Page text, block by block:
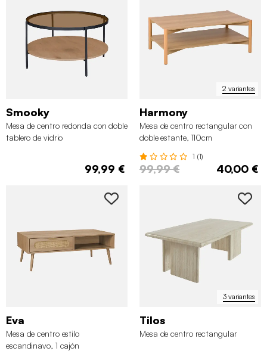
Smooky
Mesa de centro redonda con doble
tablero de vidrio
99,99 €
2 variantes
Harmony
Mesa de centro rectangular con
doble estante, 110cm
1 (1)
99,99 € 40,00 €
Eva
Mesa de centro estilo
escandinavo, 1 cajón
3 variantes
Tilos
Mesa de centro rectangular